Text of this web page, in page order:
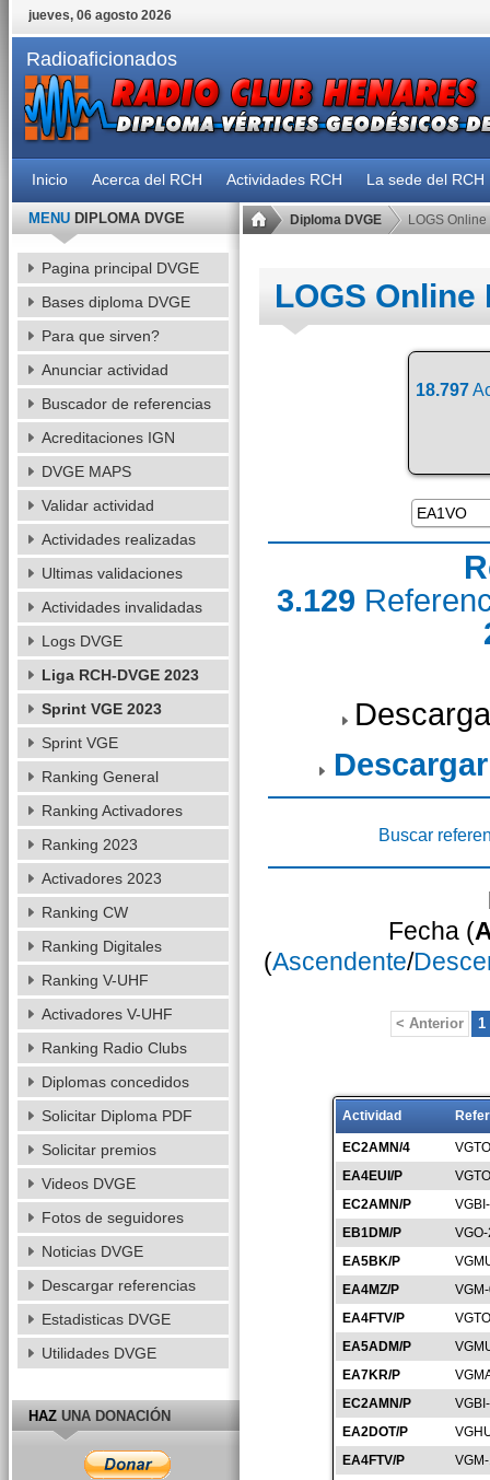
jueves, 06 agosto 2026
Radioaficionados
Inicio Acerca del RCH Actividades RCH La sede del RCH
Diploma DVGE LOGS Online
LOGS Online
18.797
3.129
Buscar
Fecha (
(Ascendente/
< Anterior 1
Actividad
EC2AMN/4
EA4EUI/P
EC2AMN/P
EB1DM/P
EA5BK/P
EA4MZ/P
EA4FTV/P
EA5ADM/P
EA7KR/P
EC2AMN/P
EA2DOT/P
EA4FTV/P
MENUDIPLOMA DVGE
Pagina principal DVGE
Bases diploma DVGE
Para que sirven?
Anunciar actividad
Buscador de referencias
Acreditaciones IGN
DVGE MAPS
Validar actividad
Actividades realizadas
Ultimas validaciones
Actividades invalidadas
Logs DVGE
Liga RCH-DVGE 2023
Sprint VGE 2023
Sprint VGE
Ranking General
Ranking Activadores
Ranking 2023
Activadores 2023
Ranking CW
Ranking Digitales
Ranking V-UHF
Activadores V-UHF
Ranking Radio Clubs
Diplomas concedidos
Solicitar Diploma PDF
Solicitar premios
Videos DVGE
Fotos de seguidores
Noticias DVGE
Descargar referencias
Estadisticas DVGE
Utilidades DVGE
HAZUNA DONACIÓN